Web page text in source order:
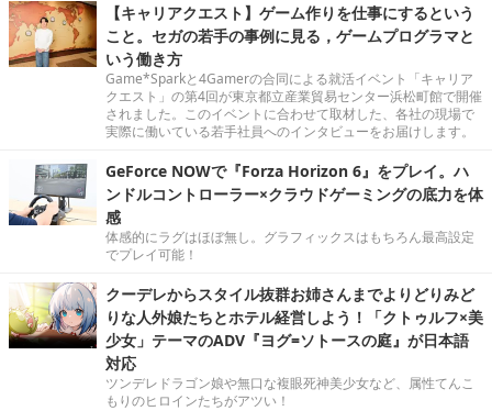
【キャリアクエスト】ゲーム作りを仕事にするという
こと。セガの若手の事例に見る，ゲームプログラマと
いう働き方
Game*Sparkと4Gamerの合同による就活イベント「キャリア
クエスト」の第4回が東京都立産業貿易センター浜松町館で開催
されました。このイベントに合わせて取材した、各社の現場で
実際に働いている若手社員へのインタビューをお届けします。
GeForce NOWで『Forza Horizon 6』をプレイ。ハ
ンドルコントローラー×クラウドゲーミングの底力を体
感
体感的にラグはほぼ無し。グラフィックスはもちろん最高設定
でプレイ可能！
クーデレからスタイル抜群お姉さんまでよりどりみど
りな人外娘たちとホテル経営しよう！「クトゥルフ×美
少女」テーマのADV『ヨグ=ソトースの庭』が日本語
対応
ツンデレドラゴン娘や無口な複眼死神美少女など、属性てんこ
もりのヒロインたちがアツい！